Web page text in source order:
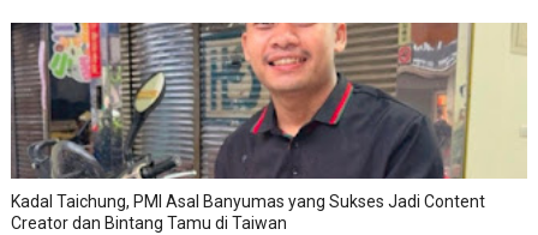
Kadal Taichung, PMI Asal Banyumas yang Sukses Jadi Content
Creator dan Bintang Tamu di Taiwan